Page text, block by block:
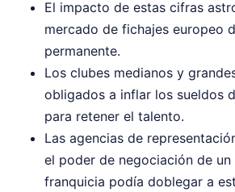
El impacto de estas cifras
mercado de fichajes europeo
permanente.
Los clubes medianos y
obligados a inflar los sueldos
para retener el talento.
Las agencias de
el poder de negociación de
franquicia podía doblegar a